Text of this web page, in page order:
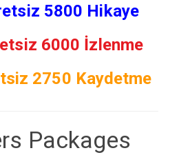
5800 Hikaye
6000 İzlenme
2750 Kaydetme
Packages